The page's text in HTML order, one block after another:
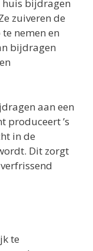
huis bijdragen
zuiveren de
nemen en
bijdragen
aan een
produceert ’s
in de
Dit zorgt
te